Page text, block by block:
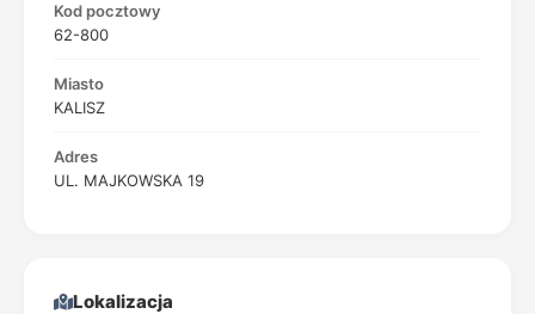
Kod pocztowy
62-800
Miasto
KALISZ
Adres
UL. MAJKOWSKA 19
Lokalizacja